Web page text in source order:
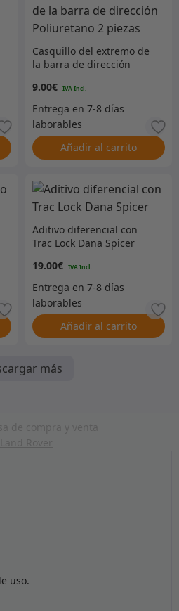
Casquillo del extremo de
la barra de dirección
9.00€
Añadir al carrito
Aditivo diferencial con
Trac Lock Dana Spicer
19.00€
Añadir al carrito
más
uso.